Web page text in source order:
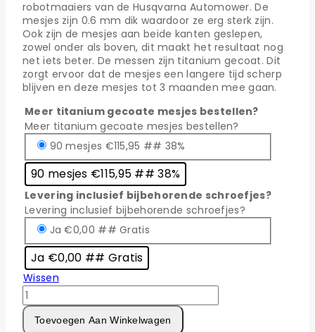
robotmaaiers van de Husqvarna Automower. De
mesjes zijn 0.6 mm dik waardoor ze erg sterk zijn.
Ook zijn de mesjes aan beide kanten geslepen,
zowel onder als boven, dit maakt het resultaat nog
net iets beter. De messen zijn titanium gecoat. Dit
zorgt ervoor dat de mesjes een langere tijd scherp
blijven en deze mesjes tot 3 maanden mee gaan.
Meer titanium gecoate mesjes bestellen?
Meer titanium gecoate mesjes bestellen?
90 mesjes €115,95 ## 38%
90 mesjes €115,95 ## 38%
Levering inclusief bijbehorende schroefjes?
Levering inclusief bijbehorende schroefjes?
Ja €0,00 ## Gratis
Ja €0,00 ## Gratis
Wissen
Robotmaaier
mesjes
voor
Toevoegen Aan Winkelwagen